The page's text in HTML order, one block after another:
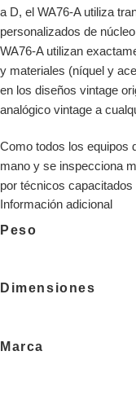
a D, el WA76-A utiliza
personalizados de
WA76-A utilizan
y materiales (níquel y
en los diseños vintage
analógico vintage a
Como todos los equipos
mano y se inspecciona
por técnicos
Información adicional
Peso
Dimensiones
Marca